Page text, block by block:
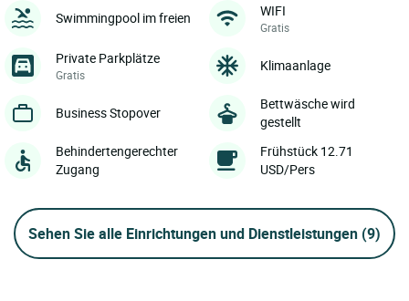
Swimmingpool im freien WIFI
Gratis
Private Parkplätze
Gratis
Klimaanlage
Business Stopover
Bettwäsche wird
gestellt
Behindertengerechter
Zugang
Frühstück 12.71
USD/Pers
Sehen Sie alle Einrichtungen und Dienstleistungen (9)